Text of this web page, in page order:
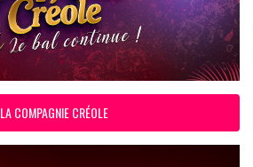
LA COMPAGNIE CRÉOLE